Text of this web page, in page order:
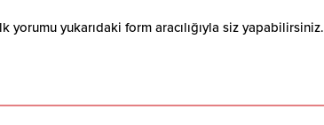
yorumu yukarıdaki form aracılığıyla siz yapabilirsiniz.